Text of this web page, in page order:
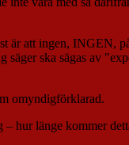
är att ingen, INGEN,
säger ska sägas av
omyndigförklarad.
– hur länge kommer